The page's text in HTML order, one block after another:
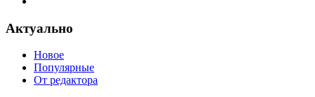
Актуально
Новое
Популярные
От редактора